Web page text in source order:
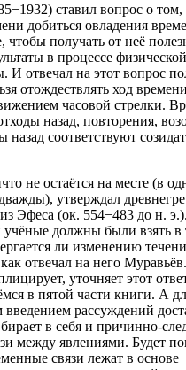
ставил вопрос о
добиться овладения
чтобы получать от неё
в процессе
И отвечал на этот вопрос
отождествлять ход
часовой стрелки.
назад, повторения,
соответствуют
не остаётся на месте (в
утверждал
Эфеса (ок. 554−483 до н.
должны были взять в
ли изменению
отвечал на него
уточняет этот
в пятой части книги. А
рассуждений
в себя и причинно-
между явлениями. Будет
связи лежат в основе